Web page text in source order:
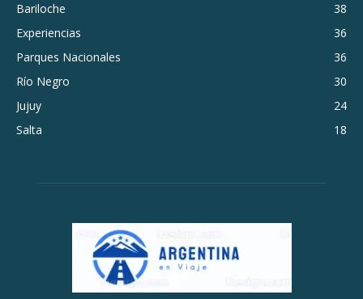
Bariloche
38
Experiencias
36
Parques Nacionales
36
Río Negro
30
Jujuy
24
Salta
18